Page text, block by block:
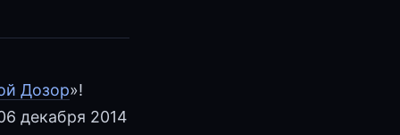
Дозор»!
декабря 2014